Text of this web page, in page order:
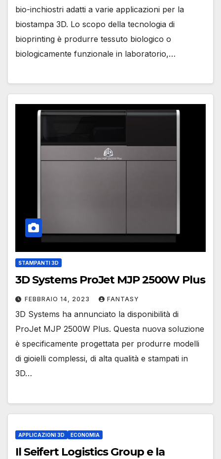
bio-inchiostri adatti a varie applicazioni per la
biostampa 3D. Lo scopo della tecnologia di
bioprinting è produrre tessuto biologico o
biologicamente funzionale in laboratorio,…
STAMPANTI 3D
3D Systems ProJet MJP 2500W Plus
FEBBRAIO 14, 2023 FANTASY
3D Systems ha annunciato la disponibilità di
ProJet MJP 2500W Plus. Questa nuova soluzione
è specificamente progettata per produrre modelli
di gioielli complessi, di alta qualità e stampati in
3D…
APPLICAZIONI 3D ECONOMIA
Il Seifert Logistics Group e la